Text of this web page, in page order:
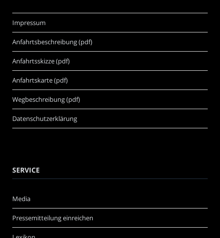
Impressum
Anfahrtsbeschreibung (pdf)
Anfahrtsskizze (pdf)
Anfahrtskarte (pdf)
Wegbeschreibung (pdf)
Datenschutzerklärung
SERVICE
Media
Pressemitteilung einreichen